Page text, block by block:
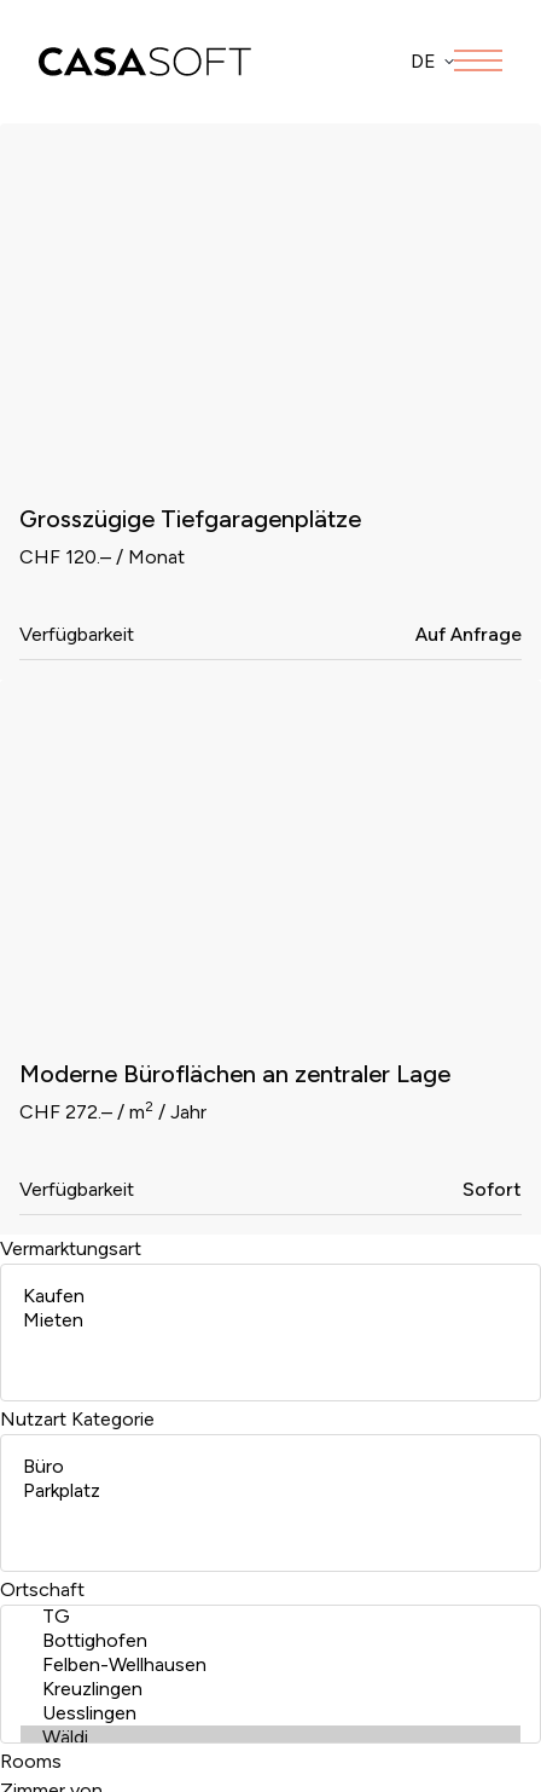
DE
Grosszügige Tiefgaragenplätze
CHF 120.– / Monat
Verfügbarkeit Auf Anfrage
Moderne Büroflächen an zentraler Lage
CHF 272.– / m2 / Jahr
Verfügbarkeit Sofort
Vermarktungsart
Nutzart Kategorie
Ortschaft
Rooms